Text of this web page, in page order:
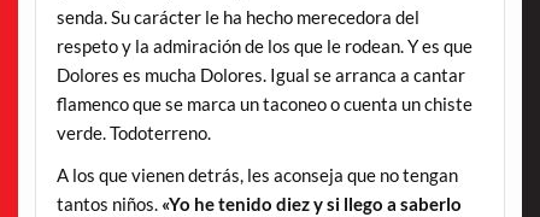
senda. Su carácter le ha hecho merecedora del
respeto y la admiración de los que le rodean. Y es que
Dolores es mucha Dolores. Igual se arranca a cantar
flamenco que se marca un taconeo o cuenta un chiste
verde. Todoterreno.
A los que vienen detrás, les aconseja que no tengan
tantos niños. «Yo he tenido diez y si llego a saberlo